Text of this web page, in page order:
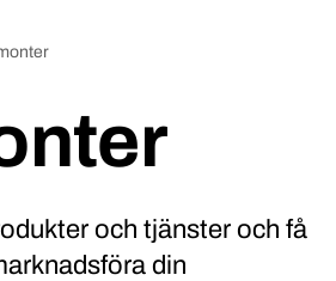
och tjänster och få
din